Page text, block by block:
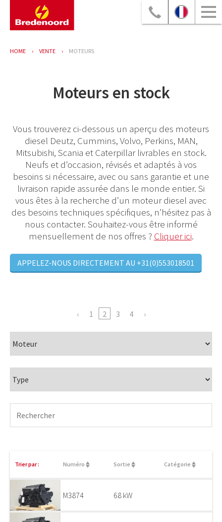
HOME VENTE MOTEURS
Moteurs en stock
Vous trouverez ci-dessous un aperçu des moteurs
diesel Deutz, Cummins, Volvo, Perkins, MAN,
Mitsubishi, Scania et Caterpillar livrables en stock.
Neufs et d’occasion, révisés et adaptés à vos
besoins si nécessaire, avec ou sans garantie et une
livraison rapide assurée dans le monde entier. Si
vous êtes à la recherche d’un moteur diesel avec
des besoins techniques spécifiques, n’hésitez pas à
nous contacter. Souhaitez-vous être informé
mensuellement de nos offres ? Cliquer ici.
APPELEZ-NOUS DIRECTEMENT AU +31(0)553018501
1 2 3 4
Trier par : Numéro Sortie Catégorie
M3874 68 kW